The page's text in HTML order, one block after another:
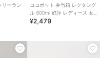
リーラン
ココポット 弁当箱 レクタング
ル 600ml 好評 レディース 女
性 おしゃれ ランチボックス 1
¥2,479